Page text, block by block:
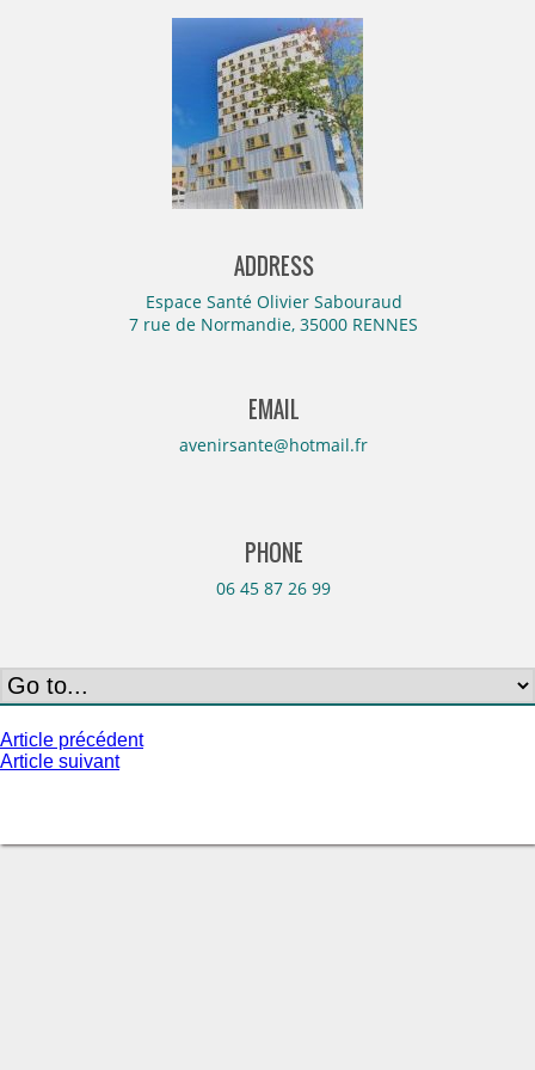
ADDRESS
Espace Santé Olivier Sabouraud
7 rue de Normandie, 35000 RENNES
EMAIL
avenirsante@hotmail.fr
PHONE
06 45 87 26 99
Navigation
de
Article précédent
Article suivant